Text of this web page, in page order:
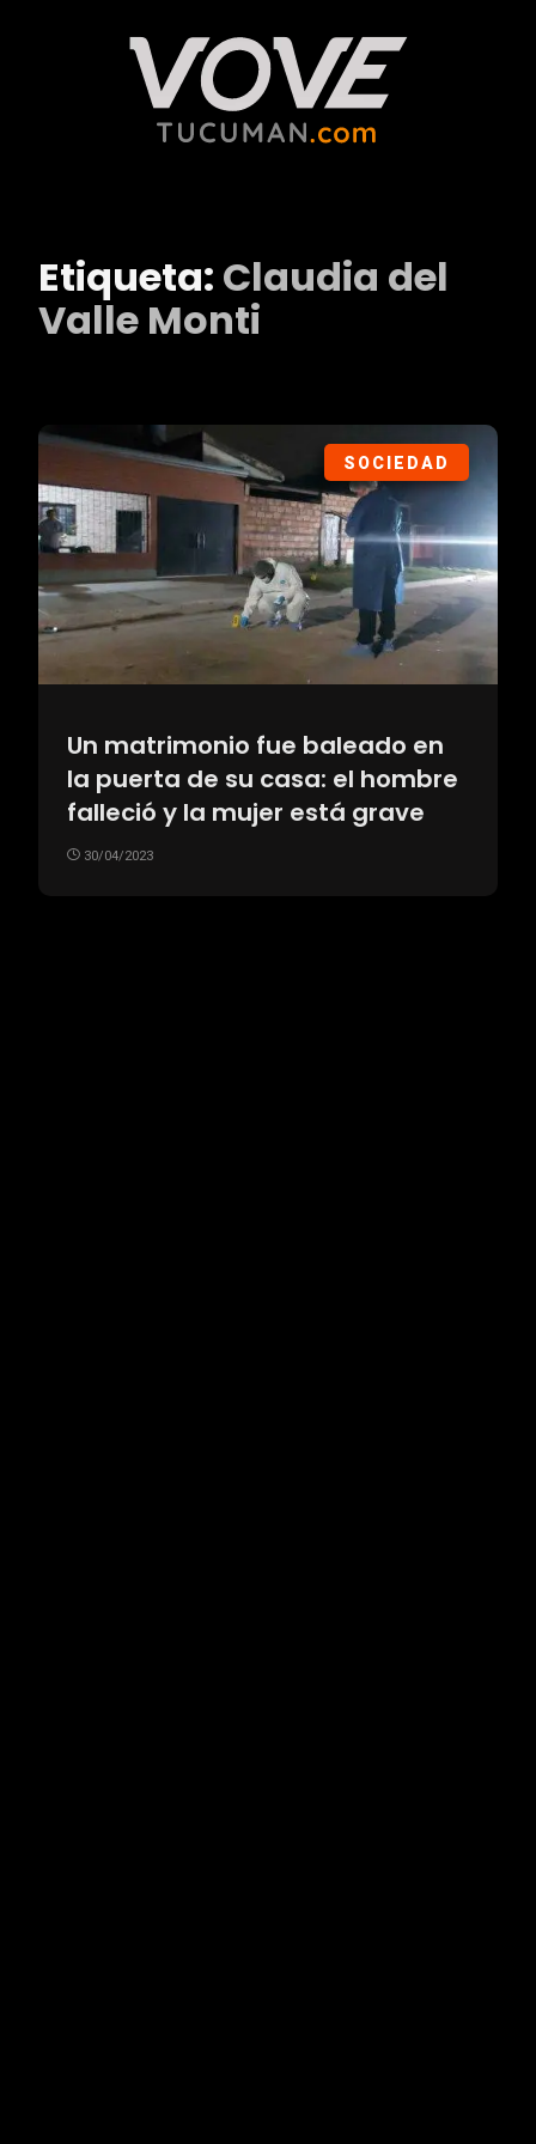
Etiqueta: Claudia del
Valle Monti
SOCIEDAD
Un matrimonio fue baleado en
la puerta de su casa: el hombre
falleció y la mujer está grave
30/04/2023